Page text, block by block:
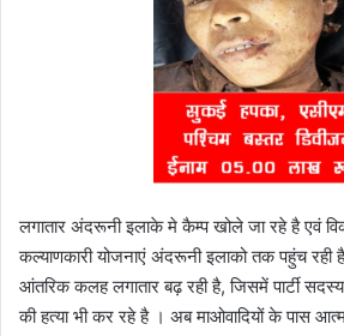
लगातार अंदरूनी इलाके मे कैम्प खोले जा रहे है एवं
कल्याणकारी योजनाएं अंदरूनी इलाको तक पहुंच रही
आंतरिक कलह लगातार बढ़ रही है, जिसमें पार्टी
की हत्या भी कर रहे है । अब माओवादियों के पास